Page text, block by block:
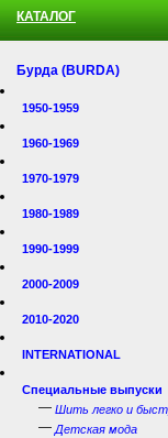
КАТАЛОГ
Бурда (BURDA)
1950-1959
1960-1969
1970-1979
1980-1989
1990-1999
2000-2009
2010-2020
INTERNATIONAL
Специальные выпуски
— Шить легко и
— Детская мода